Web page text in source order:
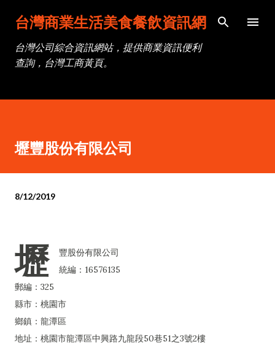
跳到主要內容
台灣商業生活美食餐飲資訊網
台灣公司綜合資訊網站，提供商業資訊便利
查詢，台灣工商黃頁。
壢豐股份有限公司
8/12/2019
壢
豐股份有限公司
統編：16576135
郵編：325
縣市：桃園市
鄉鎮：龍潭區
地址：桃園市龍潭區中興路九龍段50巷51之3號2樓